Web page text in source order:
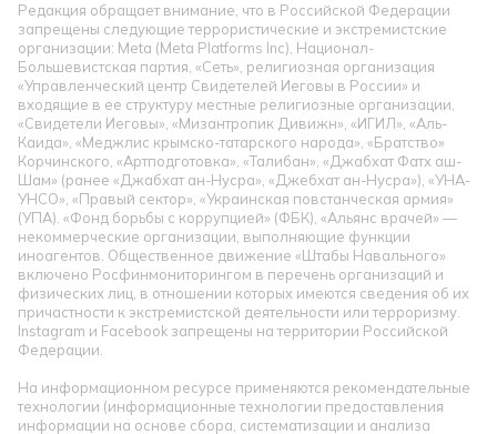
Редакция обращает внимание, что в Российской Федерации
запрещены следующие террористические и экстремистские
организации: Meta (Meta Platforms Inc), Национал-
Большевистская партия, «Сеть», религиозная организация
«Управленческий центр Свидетелей Иеговы в России» и
входящие в ее структуру местные религиозные организации,
«Свидетели Иеговы», «Мизантропик Дивижн», «ИГИЛ», «Аль-
Каида», «Меджлис крымско-татарского народа», «Братство»
Корчинского, «Артподготовка», «Талибан», «Джабхат Фатх аш-
Шам» (ранее «Джабхат ан-Нусра», «Джебхат ан-Нусра»), «УНА-
УНСО», «Правый сектор», «Украинская повстанческая армия»
(УПА). «Фонд борьбы с коррупцией» (ФБК), «Альянс врачей» —
некоммерческие организации, выполняющие функции
иноагентов. Общественное движение «Штабы Навального»
включено Росфинмониторингом в перечень организаций и
физических лиц, в отношении которых имеются сведения об их
причастности к экстремистской деятельности или терроризму.
Instagram и Facebook запрещены на территории Российской
Федерации.
На информационном ресурсе применяются рекомендательные
технологии (информационные технологии предоставления
информации на основе сбора, систематизации и анализа